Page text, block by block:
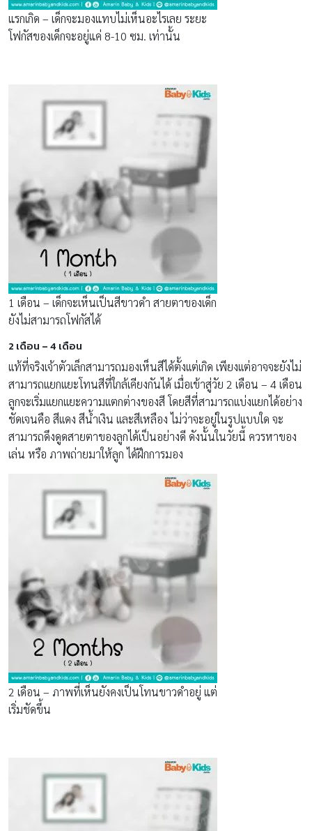
แรกเกิด – เด็กจะมองแทบไม่เห็นอะไรเลย ระยะ
โฟกัสของเด็กจะอยู่แค่ 8-10 ซม. เท่านั้น
1 เดือน – เด็กจะเห็นเป็นสีขาวดำ สายตาของเด็ก
ยังไม่สามารถโฟกัสได้
2 เดือน – 4 เดือน
เเท้ที่จริงเจ้าตัวเล็กสามารถมองเห็นสีได้ตั้งเเต่เกิด เพียงเเต่อาจจะยังไม่
สามารถเเยกเเยะโทนสีที่ใกล้เคียงกันได้ เมื่อเข้าสู่วัย 2 เดือน – 4 เดือน
ลูกจะเริ่มเเยกเเยะความเเตกต่างของสี โดยสีที่สามารถเเบ่งเเยกได้อย่าง
ชัดเจนคือ สีเเดง สีน้ำเงิน เเละสีเหลือง ไม่ว่าจะอยู่ในรูปเเบบใด จะ
สามารถดึงดูดสายตาของลูกได้เป็นอย่างดี ดังนั้นในวัยนี้ ควรหาของ
เล่น หรือ ภาพถ่ายมาให้ลูก ได้ฝึกการมอง
2 เดือน – ภาพที่เห็นยังคงเป็นโทนขาวดำอยู่ แต่
เริ่มชัดขึ้น